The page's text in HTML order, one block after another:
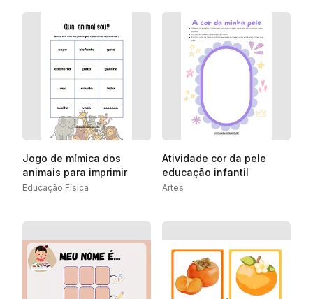
Jogo de mímica dos
animais para imprimir
Educação Física
Atividade cor da pele
educação infantil
Artes